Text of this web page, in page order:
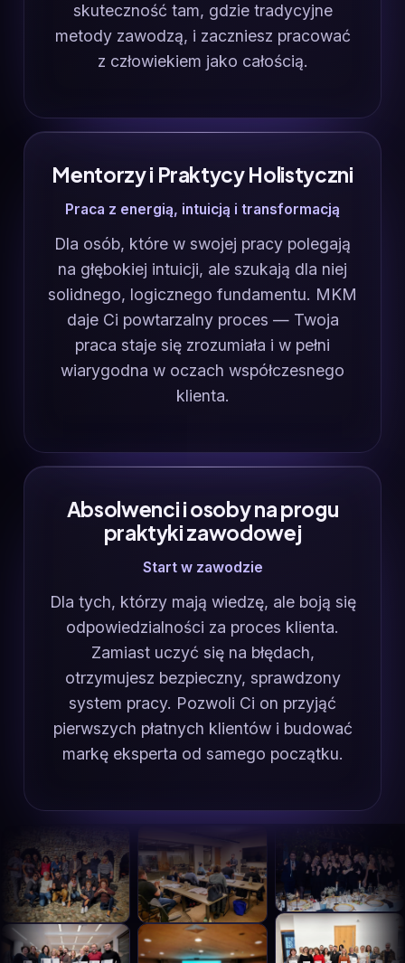
skuteczność tam, gdzie tradycyjne
metody zawodzą, i zaczniesz pracować
z człowiekiem jako całością.
Mentorzy i Praktycy Holistyczni
Praca z energią, intuicją i transformacją
Dla osób, które w swojej pracy polegają
na głębokiej intuicji, ale szukają dla niej
solidnego, logicznego fundamentu. MKM
daje Ci powtarzalny proces — Twoja
praca staje się zrozumiała i w pełni
wiarygodna w oczach współczesnego
klienta.
Absolwenci i osoby na progu
praktyki zawodowej
Start w zawodzie
Dla tych, którzy mają wiedzę, ale boją się
odpowiedzialności za proces klienta.
Zamiast uczyć się na błędach,
otrzymujesz bezpieczny, sprawdzony
system pracy. Pozwoli Ci on przyjąć
pierwszych płatnych klientów i budować
markę eksperta od samego początku.